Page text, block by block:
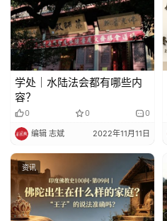
学处｜水陆法会都有哪些内
容？
0 0 0
编辑 志斌 2022年11月11日
资讯